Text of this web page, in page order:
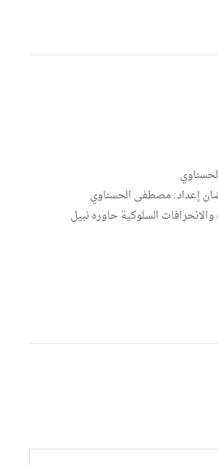
إعداد: مصطفى الحسناوي
السلوكية حاوره نبيل